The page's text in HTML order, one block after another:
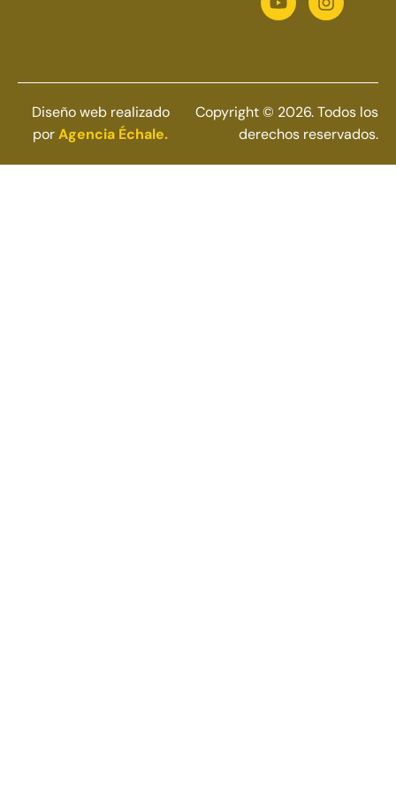
Diseño web realizado
porAgencia Échale.
Copyright © 2026. Todos los
derechos reservados.